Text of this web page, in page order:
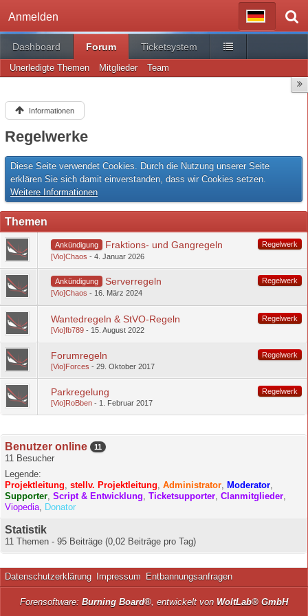
Anmelden
Dashboard Forum Ticketsystem
Unerledigte Themen Mitglieder Team
Informationen
Regelwerke
Diese Seite verwendet Cookies. Durch die Nutzung unserer Seite
erklären Sie sich damit einverstanden, dass wir Cookies setzen.
Weitere Informationen
Themen
Regelwerk
Ankündigung Fraktions- und Gangregeln
[Vio]Chaos 4. Januar 2026
Regelwerk
Ankündigung Serverregeln
[Vio]Chaos 16. März 2024
Regelwerk
Wantedregeln & StVO-Regeln
[Vio]fb789 15. August 2022
Regelwerk
Forumregeln
[Vio]Forces 29. Oktober 2017
Regelwerk
Parkregelung
[Vio]RoBben 1. Februar 2017
Benutzer online 11
11 Besucher
Legende:
Projektleitung stellv. Projektleitung Administrator
Moderator
Supporter Script & Entwicklung Ticketsupporter Clanmitglieder
Viopedia
Donator
Statistik
11 Themen - 95 Beiträge (0,02 Beiträge pro Tag)
Datenschutzerklärung Impressum Entbannungsanfragen
Forensoftware: Burning Board®, entwickelt von WoltLab® GmbH